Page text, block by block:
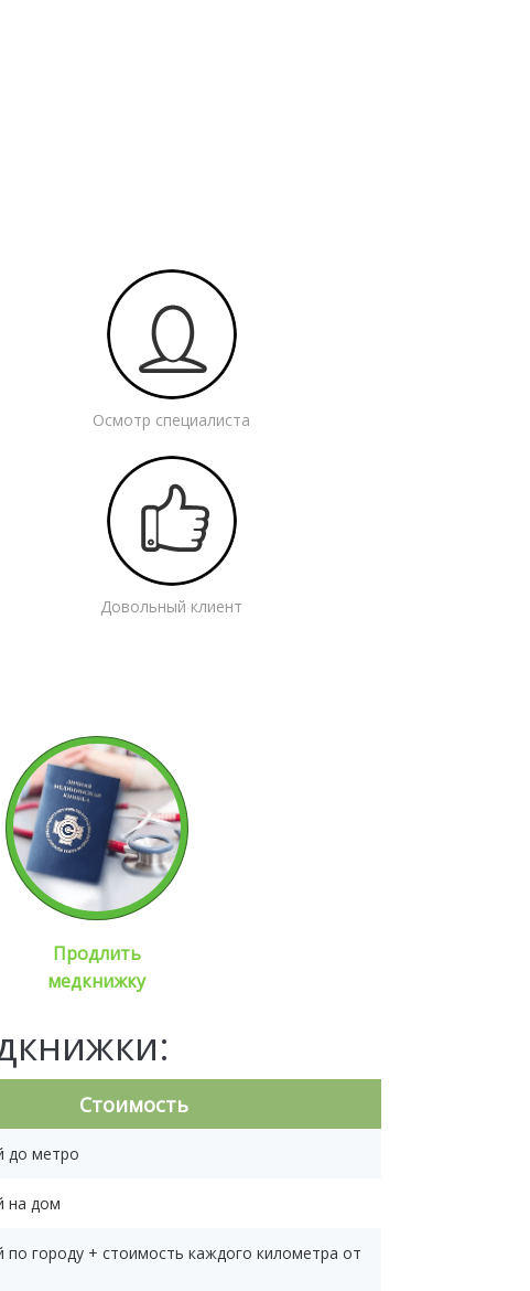
Осмотр специалиста
Довольный клиент
Продлить
медкнижку
Стоимость
до метро
на дом
по городу + стоимость каждого километра от